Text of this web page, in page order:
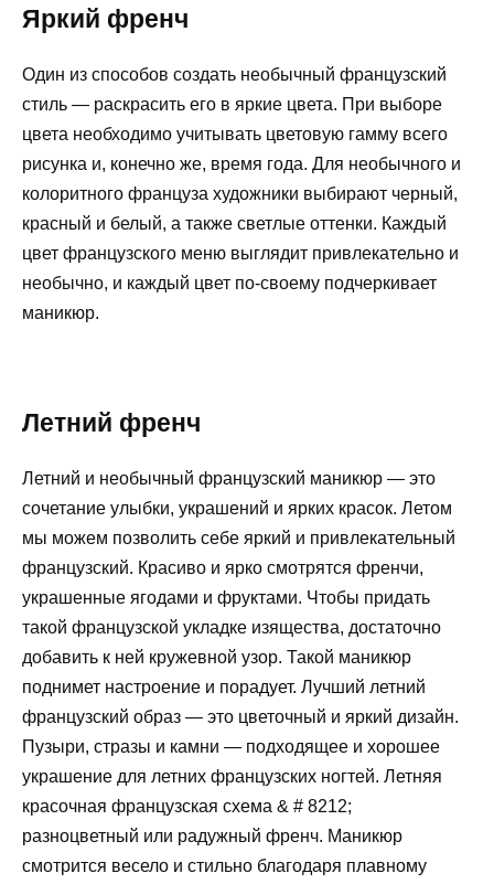
Яркий френч
Один из способов создать необычный французский
стиль — раскрасить его в яркие цвета. При выборе
цвета необходимо учитывать цветовую гамму всего
рисунка и, конечно же, время года. Для необычного и
колоритного француза художники выбирают черный,
красный и белый, а также светлые оттенки. Каждый
цвет французского меню выглядит привлекательно и
необычно, и каждый цвет по-своему подчеркивает
маникюр.
Летний френч
Летний и необычный французский маникюр — это
сочетание улыбки, украшений и ярких красок. Летом
мы можем позволить себе яркий и привлекательный
французский. Красиво и ярко смотрятся френчи,
украшенные ягодами и фруктами. Чтобы придать
такой французской укладке изящества, достаточно
добавить к ней кружевной узор. Такой маникюр
поднимет настроение и порадует. Лучший летний
французский образ — это цветочный и яркий дизайн.
Пузыри, стразы и камни — подходящее и хорошее
украшение для летних французских ногтей. Летняя
красочная французская схема & # 8212;
разноцветный или радужный френч. Маникюр
смотрится весело и стильно благодаря плавному